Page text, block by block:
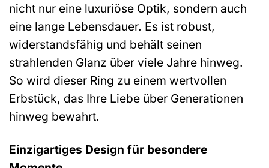
nicht nur eine luxuriöse Optik, sondern auch
eine lange Lebensdauer. Es ist robust,
widerstandsfähig und behält seinen
strahlenden Glanz über viele Jahre hinweg.
So wird dieser Ring zu einem wertvollen
Erbstück, das Ihre Liebe über Generationen
hinweg bewahrt.
Einzigartiges Design für besondere